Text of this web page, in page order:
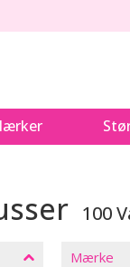
100
Mærke